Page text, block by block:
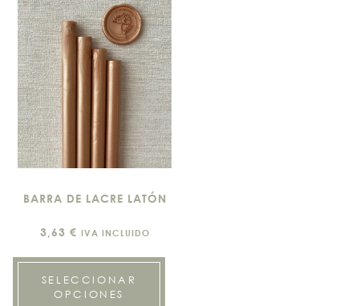
BARRA DE LACRE LATÓN
3,63 € IVA INCLUIDO
SELECCIONAR
OPCIONES